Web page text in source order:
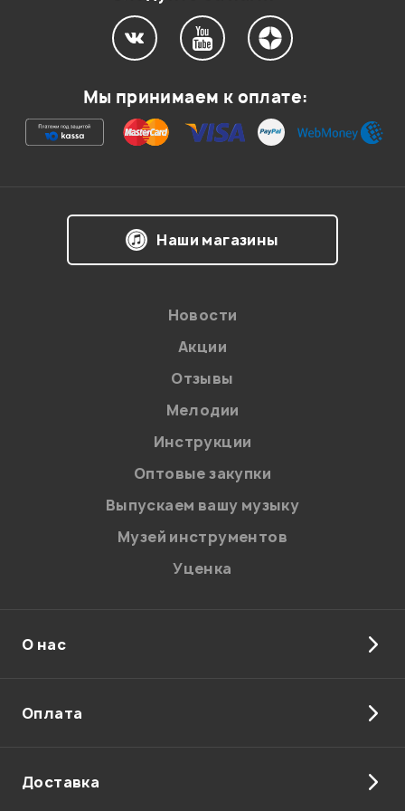
Мой отзыв о товаре
Впечатления о товаре:
на обработку персональных данных в
персональных данных.
Введите проверочное число:
Мы принимаем к оплате:
Наши магазины
Новости
Акции
Отзывы
Мелодии
Инструкции
Оптовые закупки
Выпускаем вашу музыку
Музей инструментов
Уценка
О нас
Оплата
Доставка